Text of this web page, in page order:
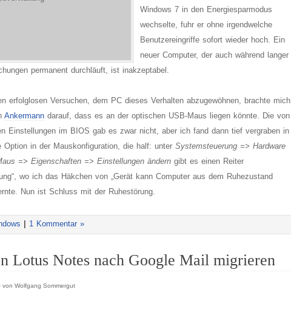
Windows 7 in den Energiesparmodus
wechselte, fuhr er ohne irgendwelche
Benutzereingriffe sofort wieder hoch. Ein
neuer Computer, der auch während langer
permanent durchläuft, ist inakzeptabel.
erfolglosen Versuchen, dem PC dieses Verhalten abzugewöhnen, brachte mich
Ankermann darauf, dass es an der optischen USB-Maus liegen könnte. Die von
Einstellungen im BIOS gab es zwar nicht, aber ich fand dann tief vergraben in
Option in der Mauskonfiguration, die half: unter Systemsteuerung => Hardware
=> Eigenschaften => Einstellungen ändern gibt es einen Reiter
wo ich das Häkchen von „Gerät kann Computer aus dem Ruhezustand
Nun ist Schluss mit der Ruhestörung.
1 Kommentar »
Lotus Notes nach Google Mail migrieren
von Wolfgang Sommergut